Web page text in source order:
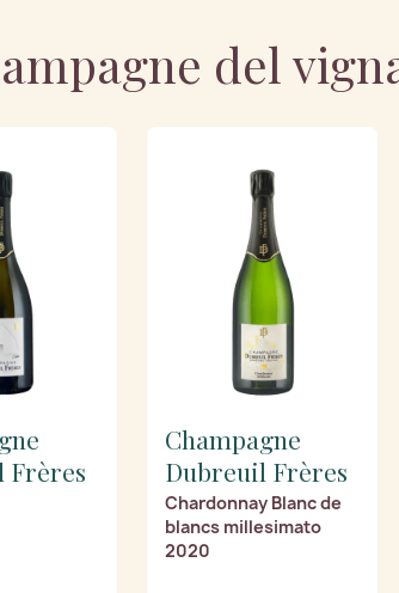
del
Frères
Champagne
Dubreuil Frères
Chardonnay Blanc de
blancs millesimato
2020